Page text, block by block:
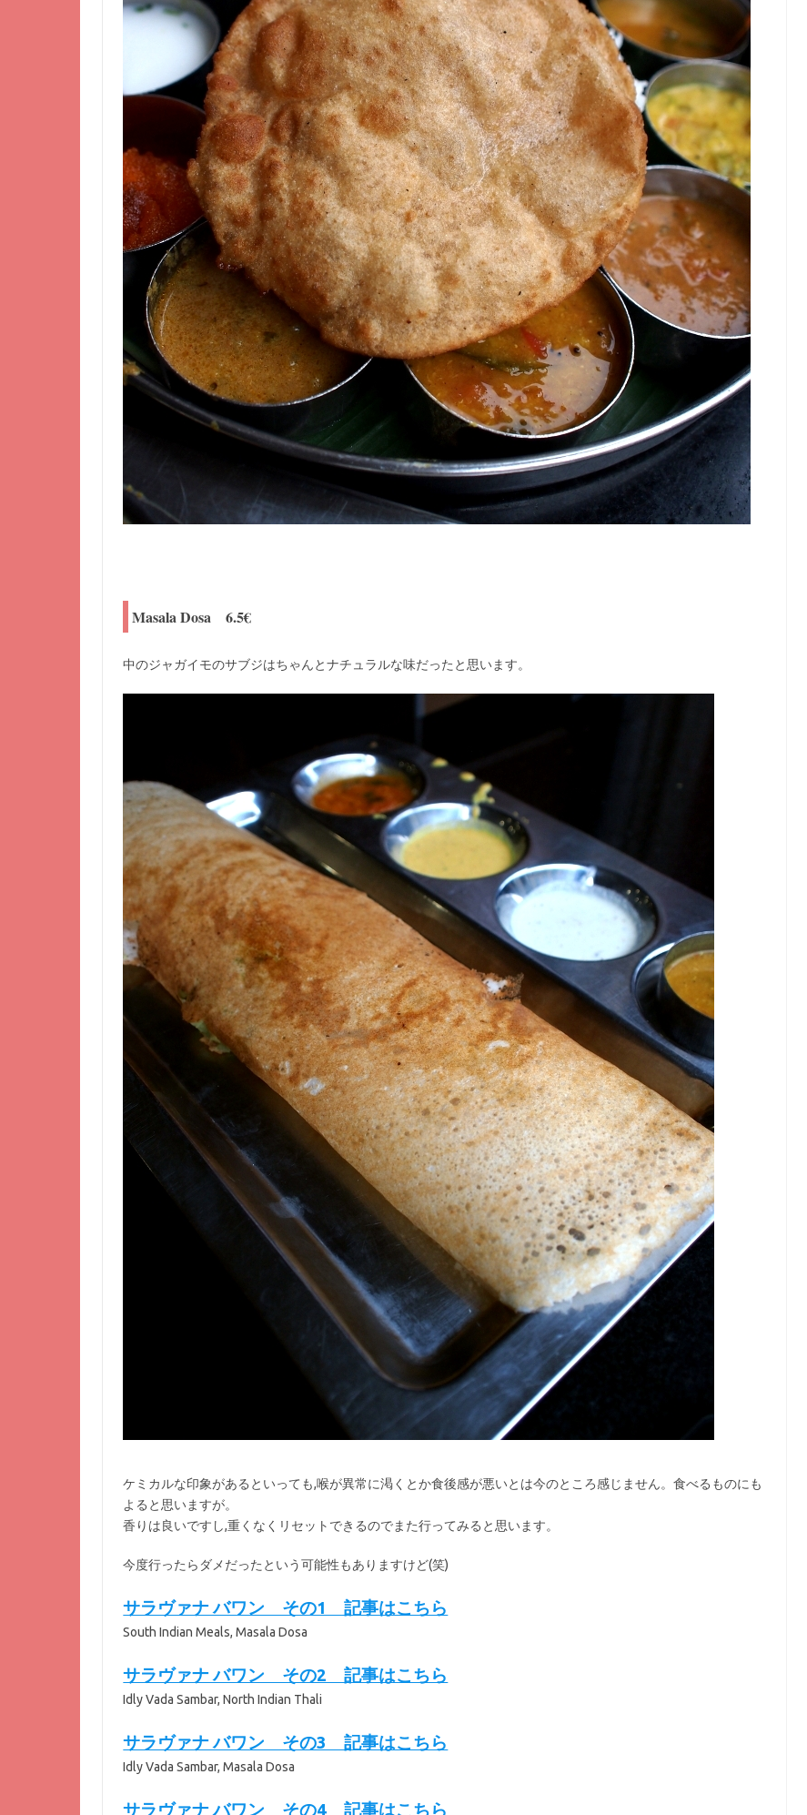
Masala Dosa 6.5€
中のジャガイモのサブジはちゃんとナチュラルな味だったと思います。
ケミカルな印象があるといっても,喉が異常に渇くとか食後感が悪いとは今のところ感じません。食べるものにも
よると思いますが。
香りは良いですし,重くなくリセットできるのでまた行ってみると思います。
今度行ったらダメだったという可能性もありますけど(笑)
サラヴァナ バワン その1 記事はこちら
South Indian Meals, Masala Dosa
サラヴァナ バワン その2 記事はこちら
Idly Vada Sambar, North Indian Thali
サラヴァナ バワン その3 記事はこちら
Idly Vada Sambar, Masala Dosa
サラヴァナ バワン その4 記事はこちら